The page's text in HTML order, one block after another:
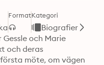
FormatKategori
Biografier
och Marie
och deras
möte, om vägen